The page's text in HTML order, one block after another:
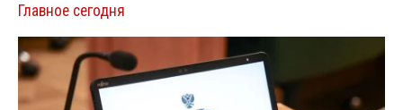
Главное сегодня